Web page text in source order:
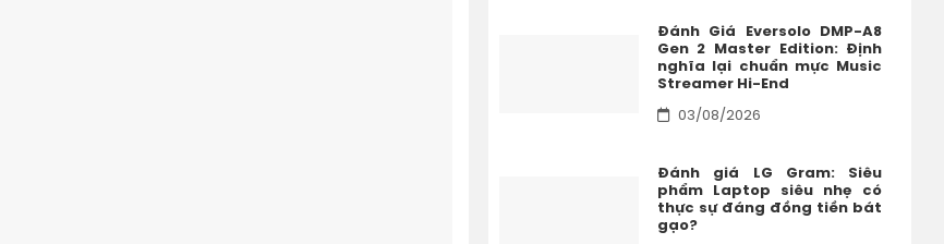
Đánh Giá Eversolo DMP-A8
Gen 2 Master Edition: Định
nghĩa lại chuẩn mực Music
Streamer Hi-End
03/08/2026
Đánh giá LG Gram: Siêu
phẩm Laptop siêu nhẹ có
thực sự đáng đồng tiền bát
gạo?